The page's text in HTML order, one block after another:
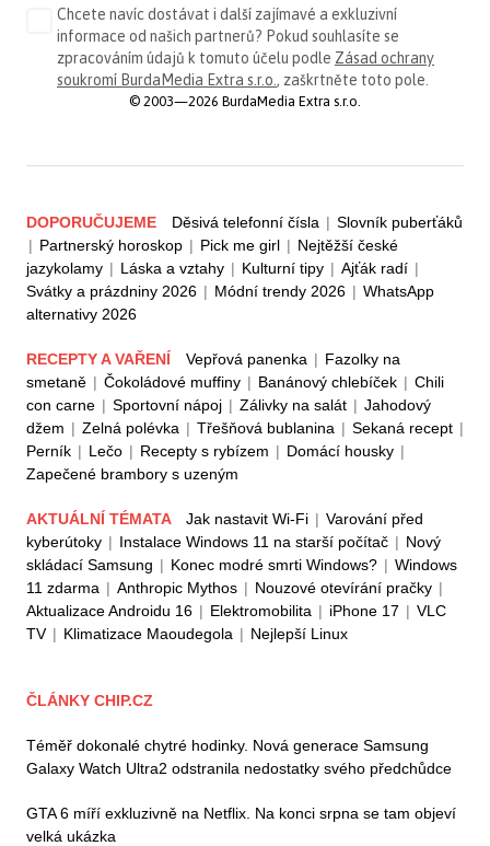
Chcete navíc dostávat i další zajímavé a exkluzivní
informace od našich partnerů? Pokud souhlasíte se
zpracováním údajů k tomuto účelu podle Zásad ochrany
soukromí BurdaMedia Extra s.r.o. , zaškrtněte toto pole.
© 2003—2026 BurdaMedia Extra s.r.o.
DOPORUČUJEME Děsivá telefonní čísla | Slovník puberťáků
| Partnerský horoskop | Pick me girl | Nejtěžší české
jazykolamy | Láska a vztahy | Kulturní tipy | Ajťák radí |
Svátky a prázdniny 2026 | Módní trendy 2026 | WhatsApp
alternativy 2026
RECEPTY A VAŘENÍ Vepřová panenka | Fazolky na
smetaně | Čokoládové muffiny | Banánový chlebíček | Chili
con carne | Sportovní nápoj | Zálivky na salát | Jahodový
džem | Zelná polévka | Třešňová bublanina | Sekaná recept |
Perník | Lečo | Recepty s rybízem | Domácí housky |
Zapečené brambory s uzeným
AKTUÁLNÍ TÉMATA Jak nastavit Wi-Fi | Varování před
kyberútoky | Instalace Windows 11 na starší počítač | Nový
skládací Samsung | Konec modré smrti Windows? | Windows
11 zdarma | Anthropic Mythos | Nouzové otevírání pračky |
Aktualizace Androidu 16 | Elektromobilita | iPhone 17 | VLC
TV | Klimatizace Maoudegola | Nejlepší Linux
ČLÁNKY CHIP.CZ
Téměř dokonalé chytré hodinky. Nová generace Samsung
Galaxy Watch Ultra2 odstranila nedostatky svého předchůdce
GTA 6 míří exkluzivně na Netflix. Na konci srpna se tam objeví
velká ukázka